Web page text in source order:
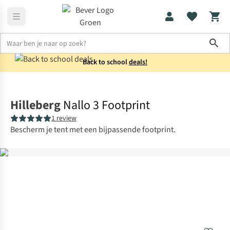
Back to schooldeals!
Hilleberg Nallo 3 Footprint
1 review
Bescherm je tent met een bijpassende footprint.